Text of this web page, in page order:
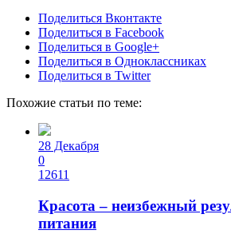
Поделиться Вконтакте
Поделиться в Facebook
Поделиться в Google+
Поделиться в Одноклассниках
Поделиться в Twitter
Похожие статьи по теме:
28 Декабря
0
12611
Красота – неизбежный
питания